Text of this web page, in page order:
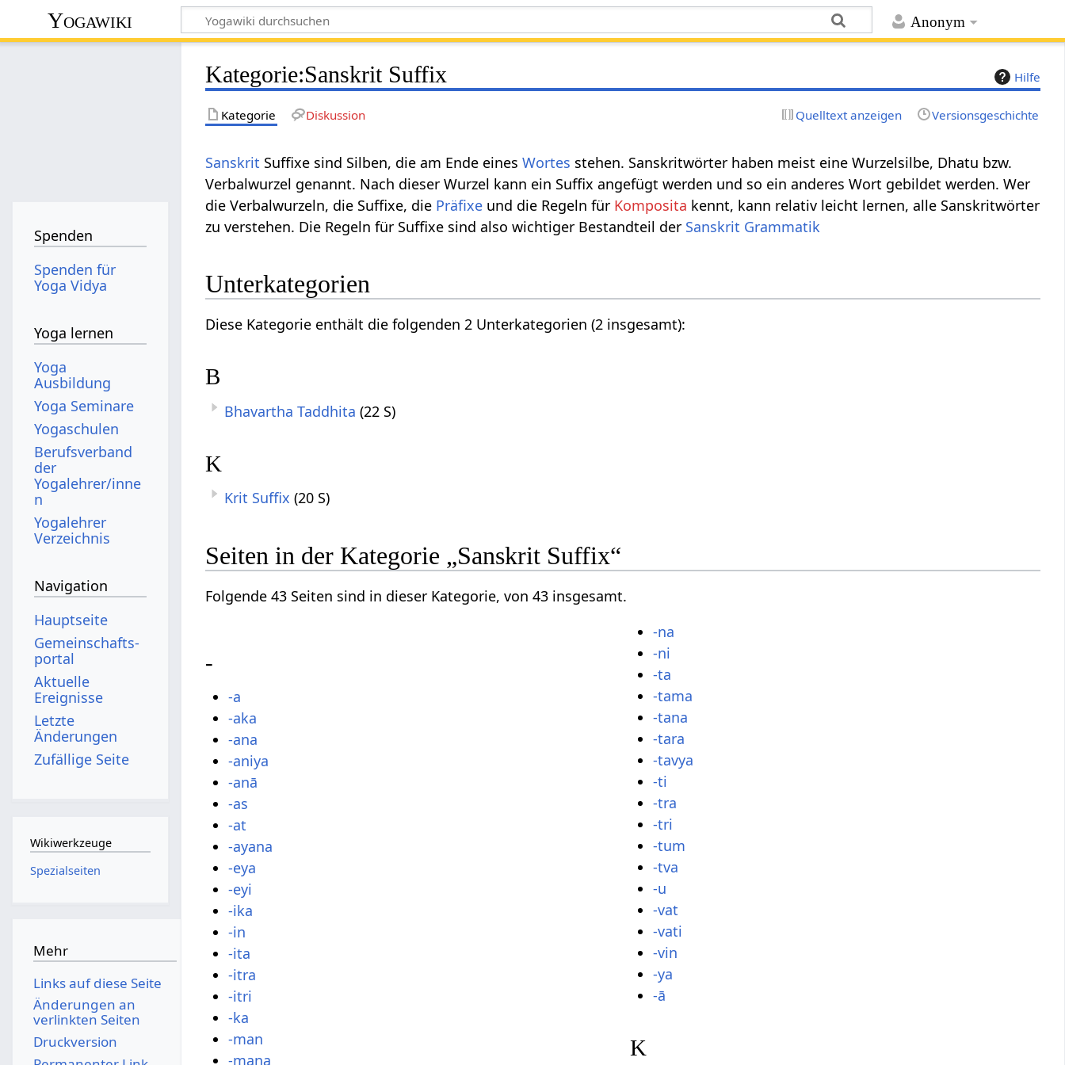
Anonym
Yogawiki
Hilfe
Kategorie:Sanskrit Suffix
Kategorie Diskussion Quelltext anzeigen Versionsgeschichte
Sanskrit Suffixe sind Silben, die am Ende einesWortes stehen. Sanskritwörter haben meist eine Wurzelsilbe, Dhatu bzw.
Verbalwurzel genannt. Nach dieser Wurzel kann ein Suffix angefügt werden und so ein anderes Wort gebildet werden. Wer
die Verbalwurzeln, die Suffixe, die Präfixe und die Regeln für Komposita kennt, kann relativ leicht lernen, alle Sanskritwörter
zu verstehen. Die Regeln für Suffixe sind also wichtiger Bestandteil der Sanskrit Grammatik
Unterkategorien
Diese Kategorie enthält die folgenden 2 Unterkategorien (2 insgesamt):
B
Bhavartha Taddhita (22 S)
K
Krit Suffix (20 S)
Seiten in der Kategorie „Sanskrit Suffix“
Folgende 43 Seiten sind in dieser Kategorie, von 43 insgesamt.
-
-a
-aka
-ana
-aniya
-anā
-as
-at
-ayana
-eya
-eyi
-ika
-in
-ita
-itra
-itri
-ka
-man
-mana
-na
-ni
-ta
-tama
-tana
-tara
-tavya
-ti
-tra
-tri
-tum
-tva
-u
-vat
-vati
-vin
-ya
-ā
K
Spenden
Spenden für
Yoga Vidya
Yoga lernen
Yoga
Ausbildung
Yoga Seminare
Yogaschulen
Berufsverband
der
Yogalehrer/inne
n
Yogalehrer
Verzeichnis
Navigation
Hauptseite
Gemeinschafts­
portal
Aktuelle
Ereignisse
Letzte
Änderungen
Zufällige Seite
Wikiwerkzeuge
Spezialseiten
Mehr
Links auf diese Seite
Änderungen an
verlinkten Seiten
Druckversion